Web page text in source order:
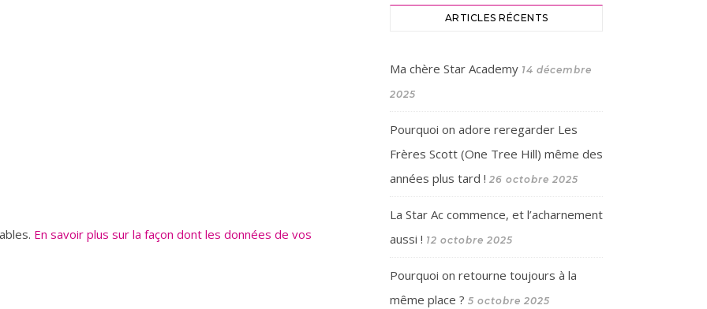
En savoir plus sur la façon dont les données de vos
ARTICLES RÉCENTS
Ma chère Star Academy 14 décembre
2025
Pourquoi on adore reregarder Les
Frères Scott (One Tree Hill) même des
années plus tard ! 26 octobre 2025
La Star Ac commence, et l’acharnement
aussi ! 12 octobre 2025
Pourquoi on retourne toujours à la
même place ? 5 octobre 2025